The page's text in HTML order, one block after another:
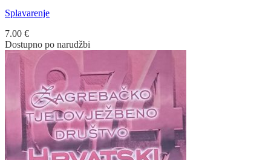
Splavarenje
7.00 €
Dostupno po narudžbi